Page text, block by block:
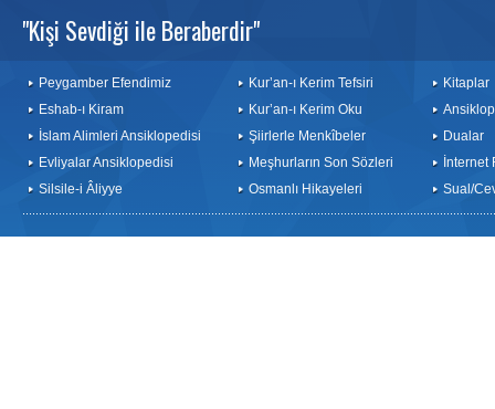
"Kişi Sevdiği ile Beraberdir"
Peygamber Efendimiz
Eshab-ı Kiram
İslam Alimleri Ansiklopedisi
Evliyalar Ansiklopedisi
Silsile-i Âliyye
Kur’an-ı Kerim Tefsiri
Kur’an-ı Kerim Oku
Şiirlerle Menkîbeler
Meşhurların Son Sözleri
Osmanlı Hikayeleri
Kitaplar
Dualar
İnternet
Sual/